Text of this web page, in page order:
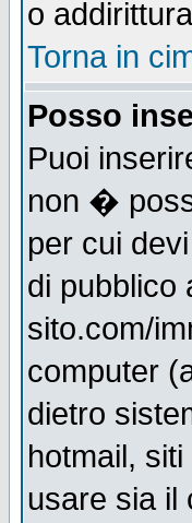
o
Torna in
Posso
Puoi
non �
per cui
di pubblico
sito.com/
computer
dietro
hotmail,
usare sia il